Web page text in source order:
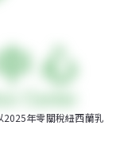
年零關稅紐西蘭乳